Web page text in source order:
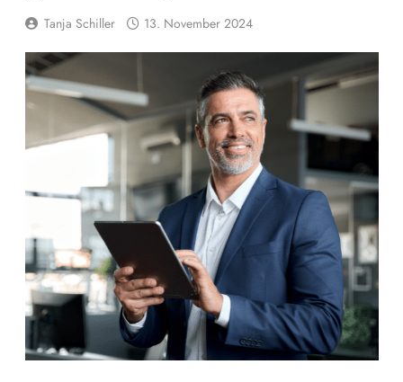
Tanja Schiller 13. November 2024